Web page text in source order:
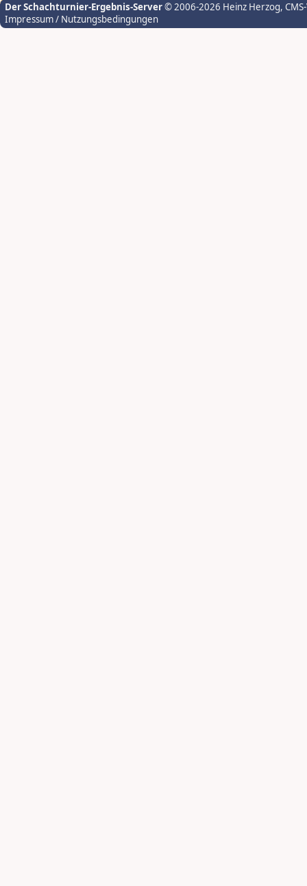
Der Schachturnier-Ergebnis-Server© 2006-2026 Heinz Herzog,
Impressum / Nutzungsbedingungen